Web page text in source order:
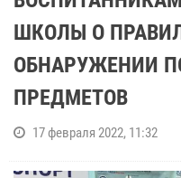
ШКОЛЫ О
ОБНАРУЖЕНИИ
ПРЕДМЕТОВ
17 февраля 2022, 11:32